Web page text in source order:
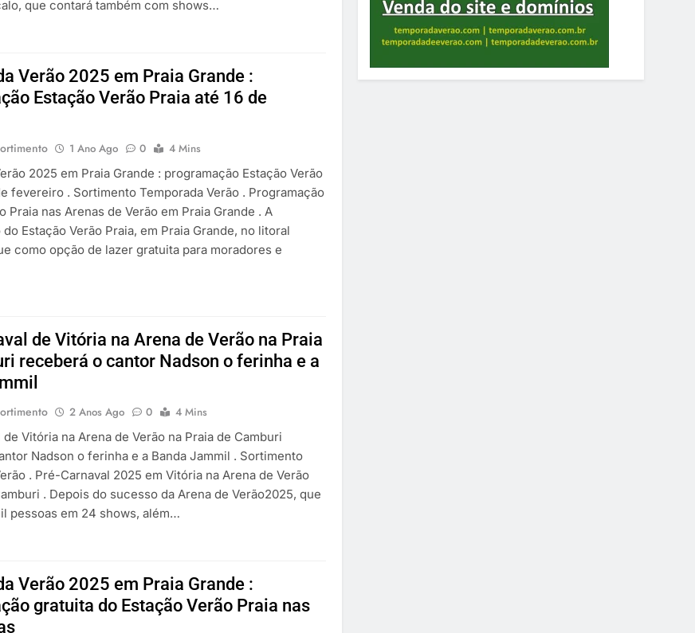
que contará também com shows…
Verão 2025 em Praia Grande :
Estação Verão Praia até 16 de
1 Ano Ago 0
4 Mins
2025 em Praia Grande : programação Estação Verão
fevereiro . Sortimento Temporada Verão . Programação
Praia nas Arenas de Verão em Praia Grande . A
Estação Verão Praia, em Praia Grande, no litoral
como opção de lazer gratuita para moradores e
de Vitória na Arena de Verão na Praia
receberá o cantor Nadson o ferinha e a
2 Anos Ago 0
4 Mins
Vitória na Arena de Verão na Praia de Camburi
Nadson o ferinha e a Banda Jammil . Sortimento
. Pré-Carnaval 2025 em Vitória na Arena de Verão
. Depois do sucesso da Arena de Verão2025, que
pessoas em 24 shows, além…
Verão 2025 em Praia Grande :
gratuita do Estação Verão Praia nas